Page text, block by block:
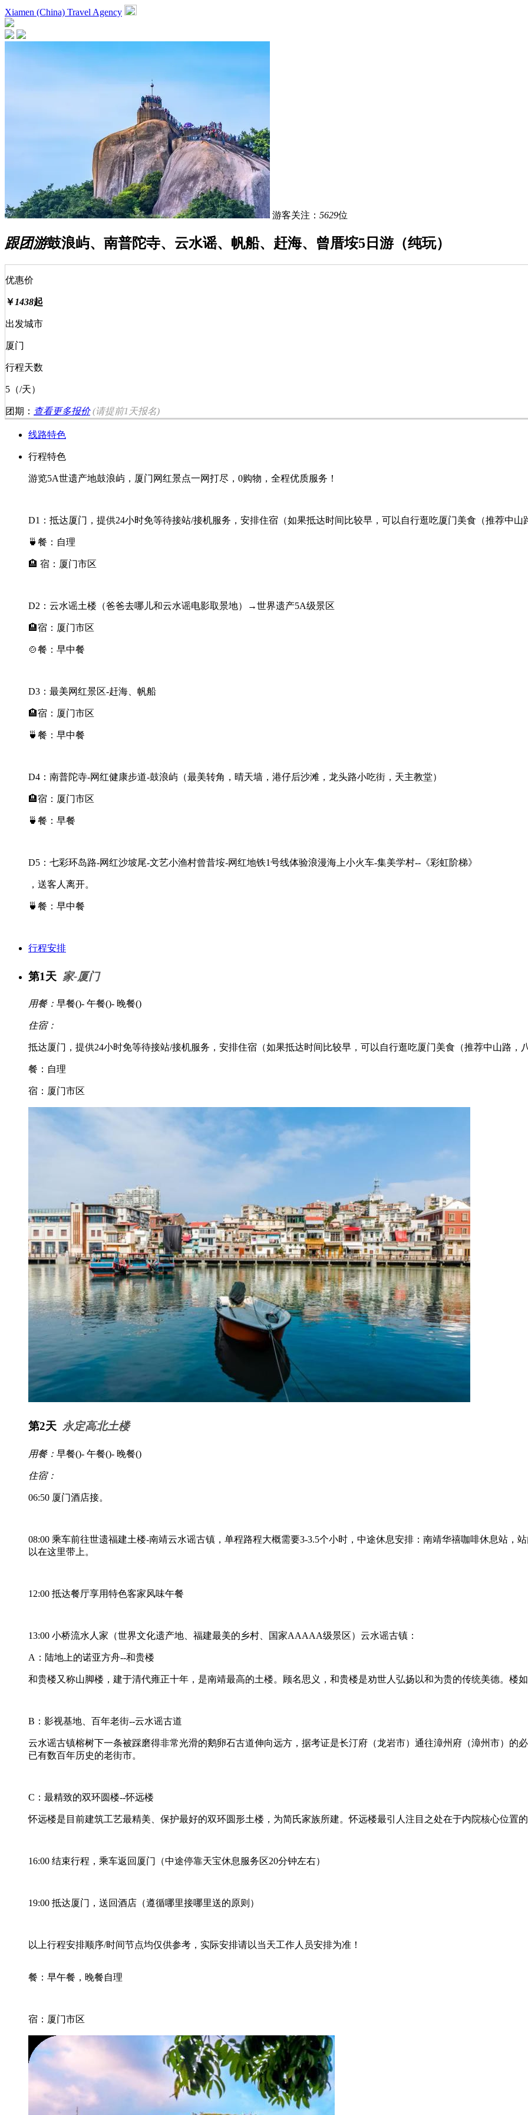
Xiamen (China) Travel Agency
游客关注： 5629位
跟团游鼓浪屿、南普陀寺、云水谣、帆船、赶海、曾厝垵5日游（纯玩）
优惠价
￥ 1438起
出发城市
厦门
行程天数
5（/天）
团期： 查看更多报价 (请提前1天报名)
线路特色
行程特色
游览5A世遗产地鼓浪屿，厦门网红景点一网打尽，0购物，全程优质服务！
D1：抵达厦门，提供24小时免等待接站/接机服务，安排住宿（如果抵达时间比较早，可以自行逛吃厦门美食（推荐中山
🍵餐：自理
🏨 宿：厦门市区
D2：云水谣土楼（爸爸去哪儿和云水谣电影取景地）→世界遗产5A级景区
🏨宿：厦门市区
🍲餐：早中餐
D3：最美网红景区-赶海、帆船
🏨宿：厦门市区
🍵餐：早中餐
D4：南普陀寺-网红健康步道-鼓浪屿（最美转角，晴天墙，港仔后沙滩，龙头路小吃街，天主教堂）
🏨宿：厦门市区
🍵餐：早餐
D5：七彩环岛路-网红沙坡尾-文艺小渔村曾昔垵-网红地铁1号线体验浪漫海上小火车-集美学村--《彩虹阶梯》
，送客人离开。
🍵餐：早中餐
行程安排
第1天 家-厦门
用餐： 早餐()- 午餐()- 晚餐()
住宿：
抵达厦门，提供24小时免等待接站/接机服务，安排住宿（如果抵达时间比较早，可以自行逛吃厦门美食（推荐中山路，
餐：自理
宿：厦门市区
第2天 永定高北土楼
用餐： 早餐()- 午餐()- 晚餐()
住宿：
06:50 厦门酒店接。
08:00 乘车前往世遗福建土楼-南靖云水谣古镇，单程路程大概需要3-3.5个小时，中途休息安排：南靖华禧咖啡休息站，
以在这里带上。
12:00 抵达餐厅享用特色客家风味午餐
13:00 小桥流水人家（世界文化遗产地、福建最美的乡村、国家AAAAA级景区）云水谣古镇：
A：陆地上的诺亚方舟--和贵楼
和贵楼又称山脚楼，建于清代雍正十年，是南靖最高的土楼。顾名思义，和贵楼是劝世人弘扬以和为贵的传统美德。楼
B：影视基地、百年老街--云水谣古道
云水谣古镇榕树下一条被踩磨得非常光滑的鹅卵石古道伸向远方，据考证是长汀府（龙岩市）通往漳州府（漳州市）的
已有数百年历史的老街市。
C：最精致的双环圆楼--怀远楼
怀远楼是目前建筑工艺最精美、保护最好的双环圆形土楼，为简氏家族所建。怀远楼最引人注目之处在于内院核心位置
16:00 结束行程，乘车返回厦门（中途停靠天宝休息服务区20分钟左右）
19:00 抵达厦门，送回酒店（遵循哪里接哪里送的原则）
以上行程安排顺序/时间节点均仅供参考，实际安排请以当天工作人员安排为准！
餐：早午餐，晚餐自理
宿：厦门市区